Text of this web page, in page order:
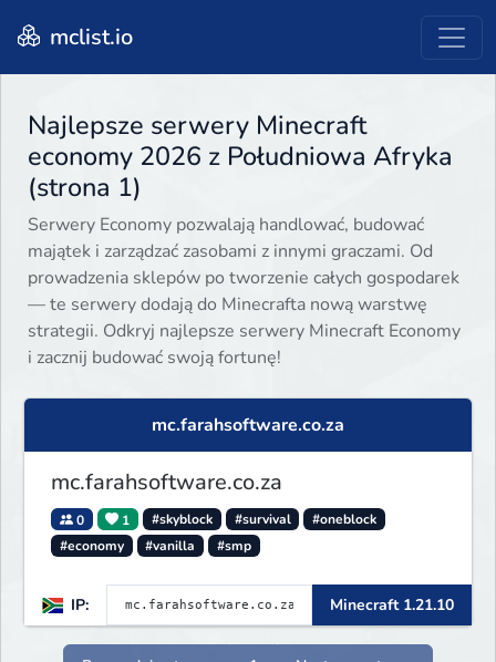
mclist.io
Najlepsze serwery Minecraft
economy 2026 z Południowa Afryka
(strona 1)
Serwery Economy pozwalają handlować, budować
majątek i zarządzać zasobami z innymi graczami. Od
prowadzenia sklepów po tworzenie całych gospodarek
— te serwery dodają do Minecrafta nową warstwę
strategii. Odkryj najlepsze serwery Minecraft Economy
i zacznij budować swoją fortunę!
mc.farahsoftware.co.za
mc.farahsoftware.co.za
0 1 #skyblock #survival
#oneblock
#economy
#vanilla #smp
IP: Minecraft 1.21.10